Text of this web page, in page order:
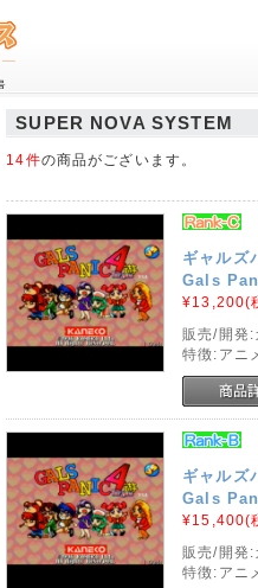
SUPER NOVA SYSTEM
14件の商品がございます。
ギャルズ
Gals
¥13,200(
販売/開発:
特徴:アニ
ギャルズ
Gals
¥15,400(
販売/開発:
特徴:アニ